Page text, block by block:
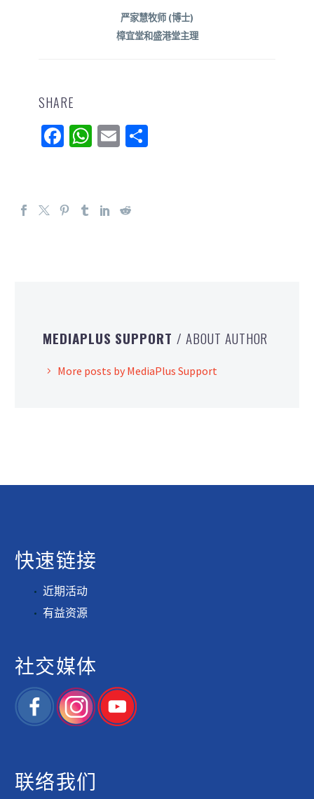
严家慧牧师 (博士)
樟宜堂和盛港堂主理
SHARE
Facebook
WhatsApp
Email
MEDIAPLUS SUPPORT / ABOUT AUTHOR
More posts by MediaPlus Support
快速链接
近期活动
有益资源
社交媒体
联络我们